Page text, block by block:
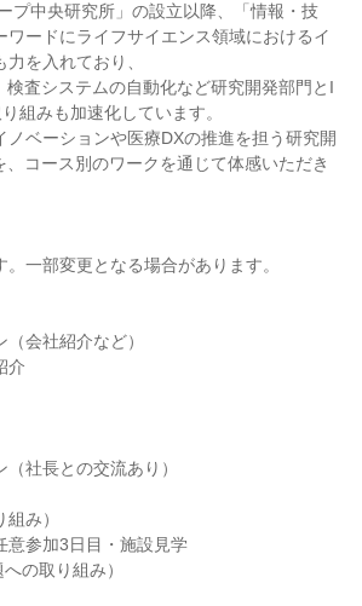
プ中央研究所」の設立以降、「情報・技
ワードにライフサイエンス領域におけるイ
を入れており、
検査システムの自動化など研究開発部門とI
組みも加速化しています。
ノベーションや医療DXの推進を担う研究開
コース別のワークを通じて体感いただき
一部変更となる場合があります。
（会社紹介など）
介
（社長との交流あり）
み）
意参加3日目・施設見学
の取り組み）